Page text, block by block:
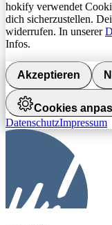
hokify verwendet
dich sicherzustellen.
widerrufen. In unserer
Infos.
Akzeptieren
Cookies
DatenschutzImpressum